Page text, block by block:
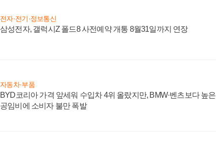
전자·전기·정보통신
삼성전자, 갤럭시Z 폴드8 사전예약 개통 8월31일까지 연장
자동차·부품
BYD코리아 가격 앞세워 수입차 4위 올랐지만, BMW·벤츠보다 높은
공임비에 소비자 불만 폭발